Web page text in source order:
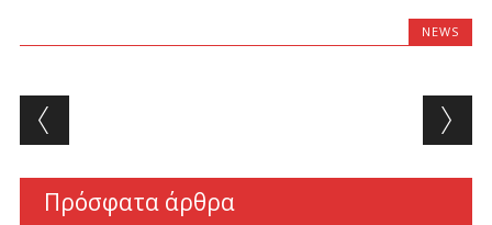
NEWS
Post navigation
Πρόσφατα άρθρα